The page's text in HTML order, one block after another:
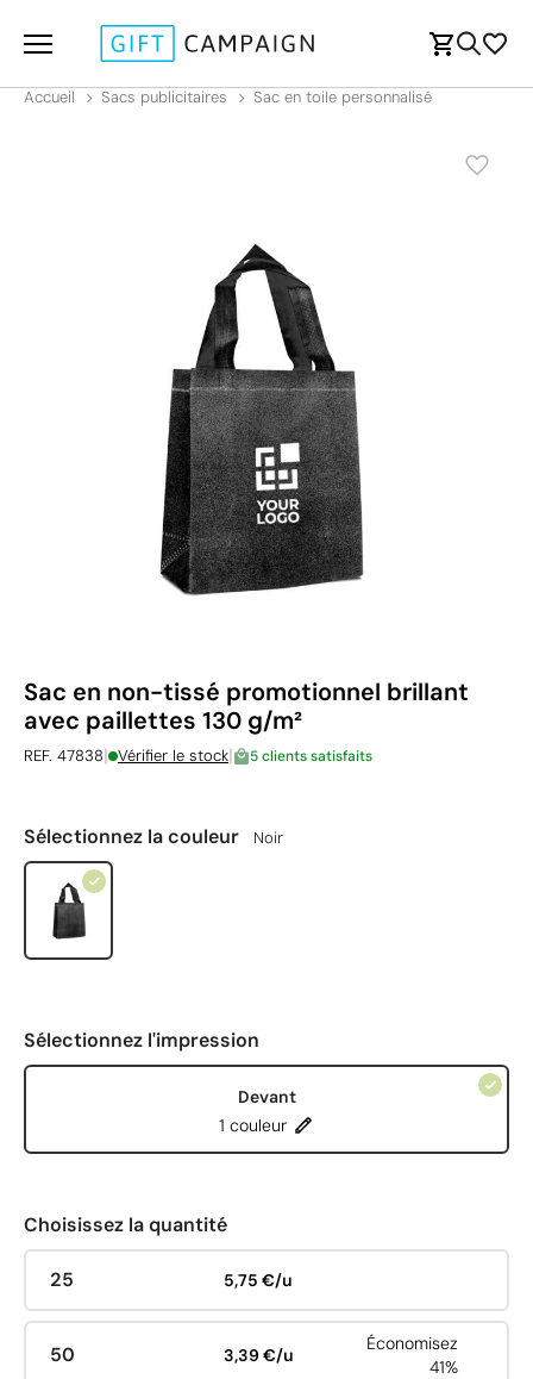
Accueil Sacs publicitaires Sac en toile personnalisé
Sac en non-tissé promotionnel brillant
avec paillettes 130 g/m²
REF. 47838| Vérifier le stock| 5 clients satisfaits
Sélectionnez la couleur Noir
Sélectionnez l'impression
Devant
1 couleur
Choisissez la quantité
25 5,75 €/u
50 3,39 €/u
Économisez
41%